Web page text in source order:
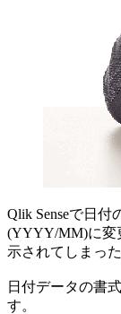
Qlik Senseで日
(YYYY/MM)に変
示されてしまっ
日付データの書
す。